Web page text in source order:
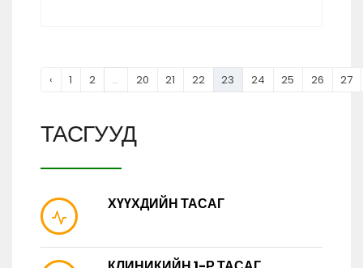
‹ 1 2 ... 20 21 22 23 24 25 26 27
ТАСГУУД
ХҮҮХДИЙН ТАСАГ